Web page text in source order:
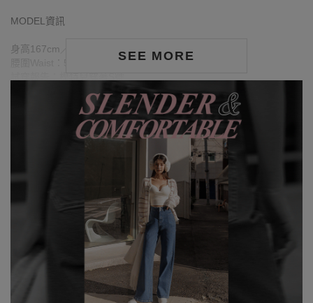
SEE MORE
MODEL資訊
身高167cm／胸圍Bust：78cm
腰圍Waist：58cm／臀圍hips：86cm
身高163cm／胸圍Bust：79cm
腰圍Waist：63cm／臀圍hips：85cm
試穿報告：模特兒穿著S號